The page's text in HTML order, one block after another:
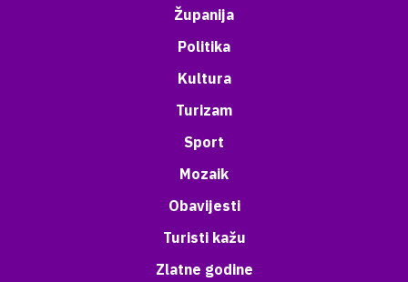
Županija
Politika
Kultura
Turizam
Sport
Mozaik
Obavijesti
Turisti kažu
Zlatne godine